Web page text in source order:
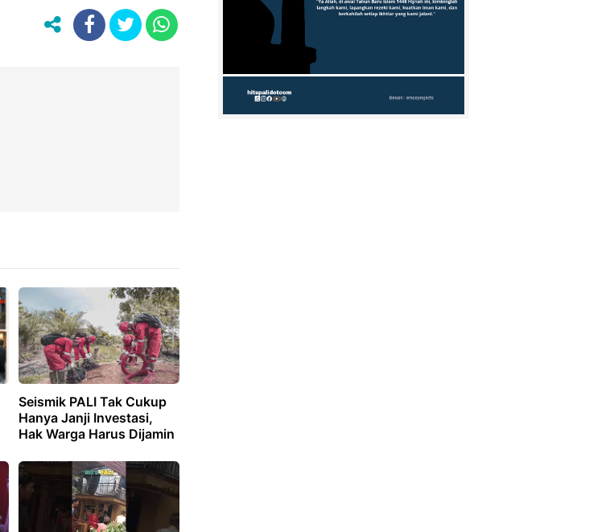
Seismik PALI Tak Cukup
Hanya Janji Investasi,
Hak Warga Harus Dijamin